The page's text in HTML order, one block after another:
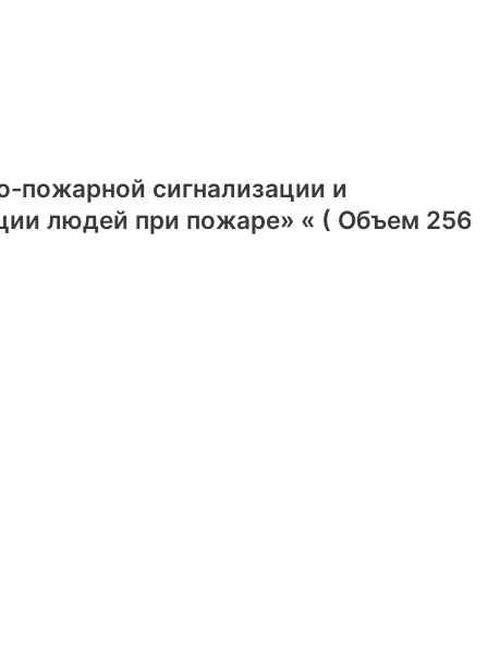
пожарной сигнализации и
людей при пожаре» « ( Объем 256